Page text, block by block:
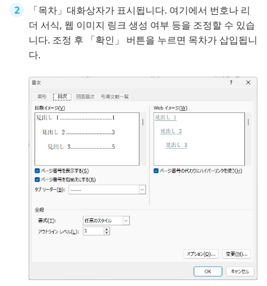
「목차」대화상자가 표시됩니다. 여기에서 번호나 리
더 서식, 웹 이미지 링크 생성 여부 등을 조정할 수 있습
니다. 조정 후 「확인」 버튼을 누르면 목차가 삽입됩니
다.